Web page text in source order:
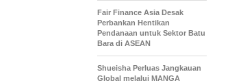
Fair Finance Asia Desak
Perbankan Hentikan
Pendanaan untuk Sektor Batu
Bara di ASEAN
Shueisha Perluas Jangkauan
Global melalui MANGA